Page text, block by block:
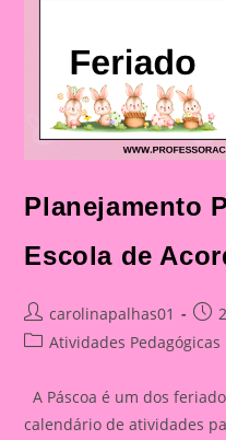
Planejamento
Escola de
Post
author:
carolinapalhas01
Post
PostAtividades Pedagógicas
A Páscoa é um dos
calendário de atividades